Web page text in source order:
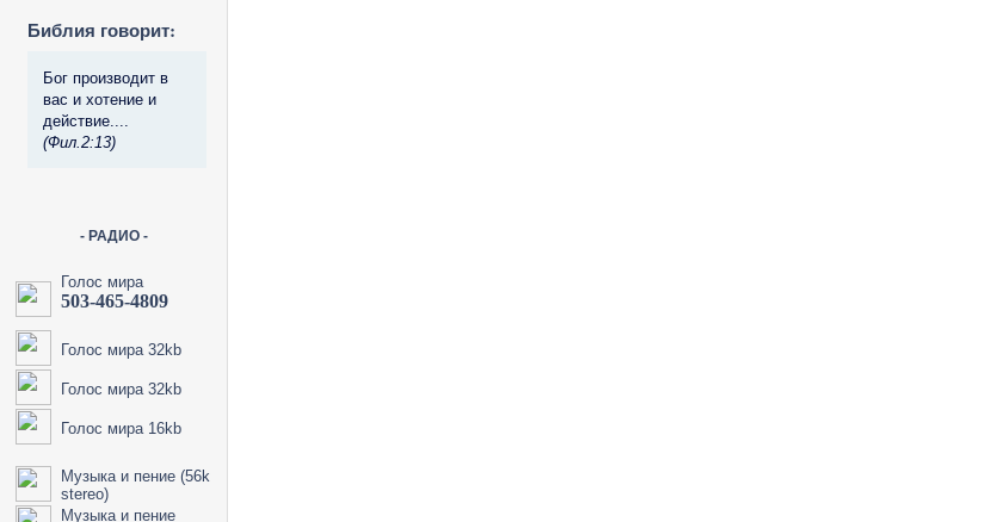
Библия говорит:
Бог производит в
вас и хотение и
действие....
(Фил.2:13)
- РАДИО -
Голос мира
503-465-4809
Голос мира 32kb
Голос мира 32kb
Голос мира 16kb
Музыка и пение (56k
stereo)
Музыка и пение